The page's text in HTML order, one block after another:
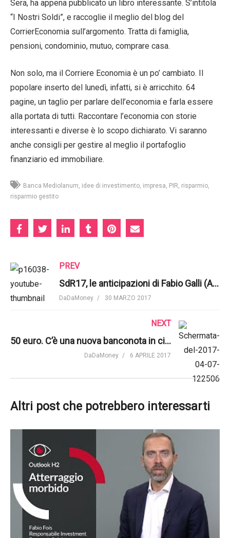
Sera, ha appena pubblicato un libro interessante. S’intitola
“I Nostri Soldi”, e raccoglie il meglio del blog del
CorrierEconomia sull’argomento. Tratta di famiglia,
pensioni, condominio, mutuo, comprare casa.
Non solo, ma il Corriere Economia è un po’ cambiato. Il
popolare inserto del lunedì, infatti, si è arricchito. 64
pagine, un taglio per parlare dell’economia e farla essere
alla portata di tutti. Raccontare l’economia con storie
interessanti e diverse è lo scopo dichiarato. Vi saranno
anche consigli per gestire al meglio il portafoglio
finanziario ed immobiliare.
Banca Mediolanum idee di investimento impresa PIR risparmio
risparmio gestito
PREV
SdR17, le anticipazioni di Fabio Galli (Assogestioni) a Radio 24
DaDaMoney 30 MARZO 2017
NEXT
50 euro. C’è una nuova banconota in città | BCE
DaDaMoney 6 APRILE 2017
Altri post che potrebbero interessarti